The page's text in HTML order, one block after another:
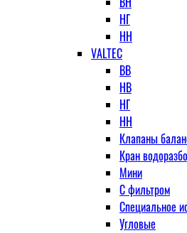
НГ
НН
VALTEC
ВВ
НВ
НГ
НН
Клапаны
Кран
Мини
С фильтром
Специальное
Угловые